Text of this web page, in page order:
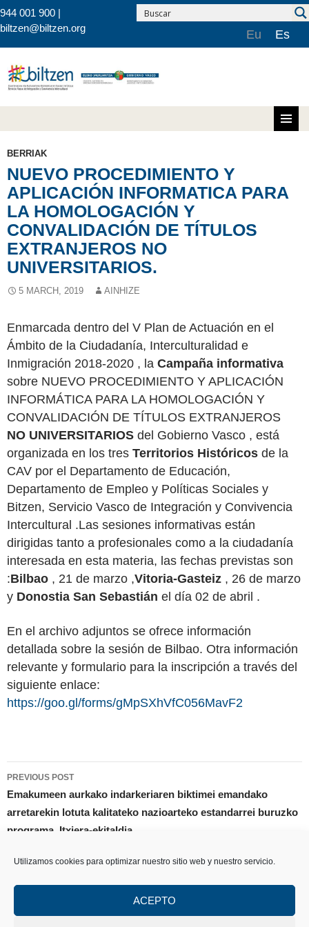
Utilizamos cookies para optimizar nuestro sitio web y nuestro servicio.
ACEPTO
944 001 900 |
biltzen@biltzen.org
Eu Es
Skip to content
BERRIAK
NUEVO PROCEDIMIENTO Y
APLICACIÓN INFORMATICA PARA
LA HOMOLOGACIÓN Y
CONVALIDACIÓN DE TÍTULOS
EXTRANJEROS NO
UNIVERSITARIOS.
5 MARCH, 2019 AINHIZE
Enmarcada dentro del V Plan de Actuación en el
Ámbito de la Ciudadanía, Interculturalidad e
Inmigración 2018-2020 , la Campaña informativa
sobre NUEVO PROCEDIMIENTO Y APLICACIÓN
INFORMÁTICA PARA LA HOMOLOGACIÓN Y
CONVALIDACIÓN DE TÍTULOS EXTRANJEROS
NO UNIVERSITARIOS del Gobierno Vasco , está
organizada en los tres Territorios Históricos de la
CAV por el Departamento de Educación,
Departamento de Empleo y Políticas Sociales y
Bitzen, Servicio Vasco de Integración y Convivencia
Intercultural .Las sesiones informativas están
dirigidas tanto a profesionales como a la ciudadanía
interesada en esta materia, las fechas previstas son
:Bilbao , 21 de marzo ,Vitoria-Gasteiz , 26 de marzo
y Donostia San Sebastián el día 02 de abril .
En el archivo adjuntos se ofrece información
detallada sobre la sesión de Bilbao. Otra información
relevante y formulario para la inscripción a través del
siguiente enlace:
https://goo.gl/forms/gMpSXhVfC056MavF2
Post
navigation
PREVIOUS POST
Emakumeen aurkako indarkeriaren biktimei emandako
arretarekin lotuta kalitateko nazioarteko estandarrei buruzko
programa. Itxiera-ekitaldia
NEXT POST
mahai-inguruan hartu du parte